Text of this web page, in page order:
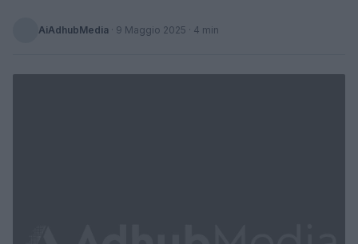
AiAdhubMedia · 9 Maggio 2025 · 4 min